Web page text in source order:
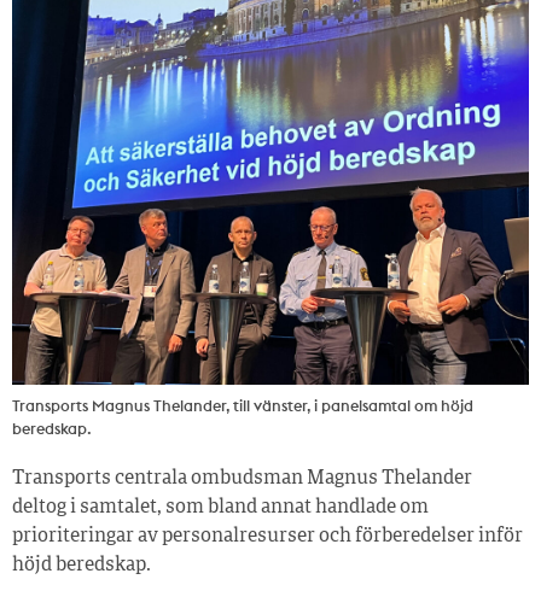
Transports Magnus Thelander, till vänster, i panelsamtal om höjd
beredskap.
Transports centrala ombudsman Magnus Thelander
deltog i samtalet, som bland annat handlade om
prioriteringar av personalresurser och förberedelser inför
höjd beredskap.